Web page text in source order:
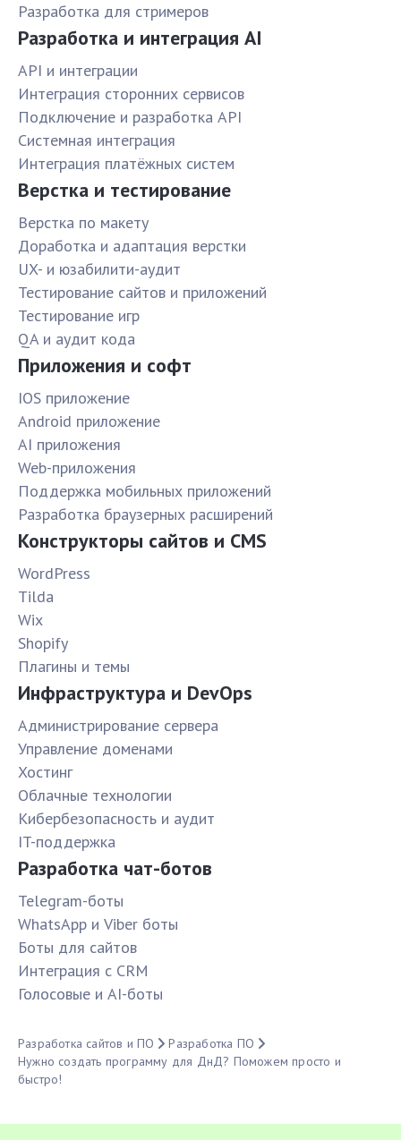
Разработка для стримеров
Разработка и интеграция AI
API и интеграции
Интеграция сторонних сервисов
Подключение и разработка API
Системная интеграция
Интеграция платёжных систем
Верстка и тестирование
Верстка по макету
Доработка и адаптация верстки
UX- и юзабилити-аудит
Тестирование сайтов и приложений
Тестирование игр
QA и аудит кода
Приложения и софт
IOS приложение
Android приложение
AI приложения
Web-приложения
Поддержка мобильных приложений
Разработка браузерных расширений
Конструкторы сайтов и CMS
WordPress
Tilda
Wix
Shopify
Плагины и темы
Инфраструктура и DevOps
Администрирование сервера
Управление доменами
Хостинг
Облачные технологии
Кибербезопасность и аудит
IT-поддержка
Разработка чат-ботов
Telegram-боты
WhatsApp и Viber боты
Боты для сайтов
Интеграция с CRM
Голосовые и AI-боты
Разработка сайтов и ПО
Разработка ПО
Нужно создать программу для ДнД? Поможем просто и
быстро!